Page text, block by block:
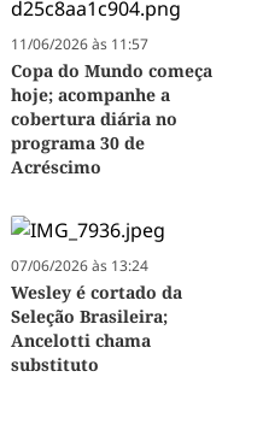
11/06/2026 às 11:57
Copa do Mundo começa
hoje; acompanhe a
cobertura diária no
programa 30 de
Acréscimo
07/06/2026 às 13:24
Wesley é cortado da
Seleção Brasileira;
Ancelotti chama
substituto